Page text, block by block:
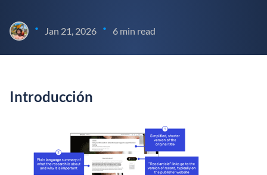
• Jan 21, 2026 • 6 min read
Introducción